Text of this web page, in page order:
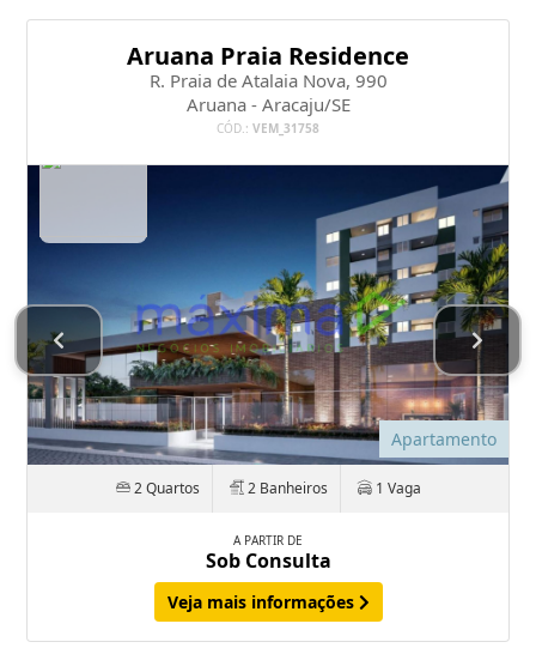
Aruana Praia Residence
R. Praia de Atalaia Nova, 990
Aruana - Aracaju/SE
CÓD.: VEM_31758
Apartamento
2 Quartos 2 Banheiros 1 Vaga
A PARTIR DE
Sob Consulta
Veja mais informações